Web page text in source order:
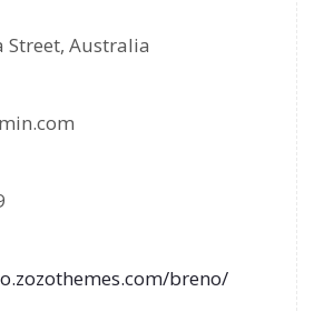
Street, Australia
breno/